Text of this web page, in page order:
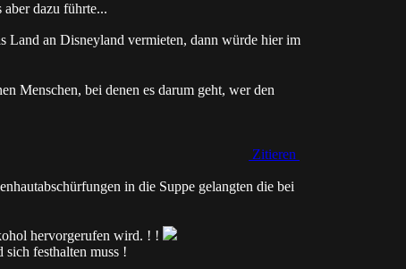
dazu führte...
Land an Disneyland vermieten, dann würde hier im
Menschen, bei denen es darum geht, wer den
Zitieren
in die Suppe gelangten die bei
hervorgerufen wird. ! !
sich festhalten muss !